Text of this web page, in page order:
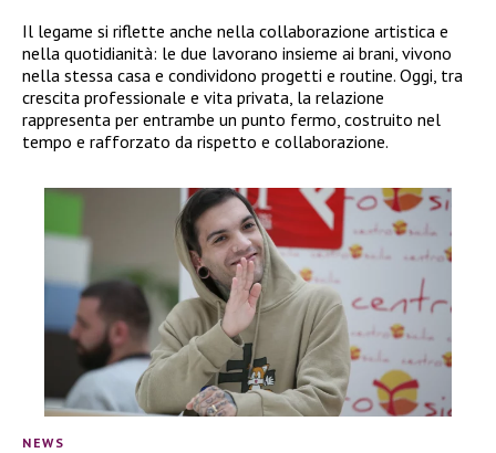
Il legame si riflette anche nella collaborazione artistica e
nella quotidianità: le due lavorano insieme ai brani, vivono
nella stessa casa e condividono progetti e routine. Oggi, tra
crescita professionale e vita privata, la relazione
rappresenta per entrambe un punto fermo, costruito nel
tempo e rafforzato da rispetto e collaborazione.
NEWS